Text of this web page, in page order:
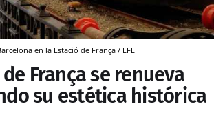
en la Estació de França / EFE
França se renueva
su estética histórica